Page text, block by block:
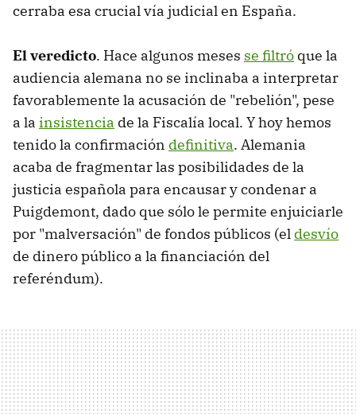
cerraba esa crucial vía judicial en España.
El veredicto. Hace algunos meses se filtró que la
audiencia alemana no se inclinaba a interpretar
favorablemente la acusación de "rebelión", pese
a la insistencia de la Fiscalía local. Y hoy hemos
tenido la confirmación definitiva. Alemania
acaba de fragmentar las posibilidades de la
justicia española para encausar y condenar a
Puigdemont, dado que sólo le permite enjuiciarle
por "malversación" de fondos públicos (el desvío
de dinero público a la financiación del
referéndum).